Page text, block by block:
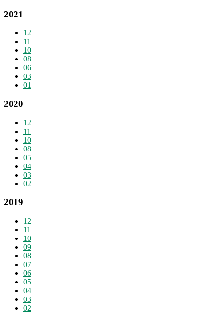
2021
12
11
10
08
06
03
01
2020
12
11
10
08
05
04
03
02
2019
12
11
10
09
08
07
06
05
04
03
02